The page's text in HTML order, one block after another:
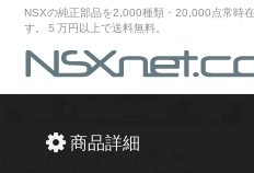
NSXの純正部品を2,000種類・20,000点常時
す。５万円以上で送料無料。
商品詳細